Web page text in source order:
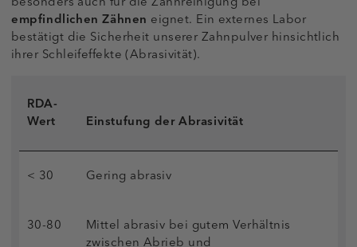
empfindlichen Zähnen eignet. Ein externes Labor
bestätigt die Sicherheit unserer Zahnpulver hinsichtlich
ihrer Schleifeffekte (Abrasivität).
RDA-
Wert
Einstufung der Abrasivität
< 30 Gering abrasiv
30-80
Mittel abrasiv bei gutem Verhältnis
zwischen Abrieb und